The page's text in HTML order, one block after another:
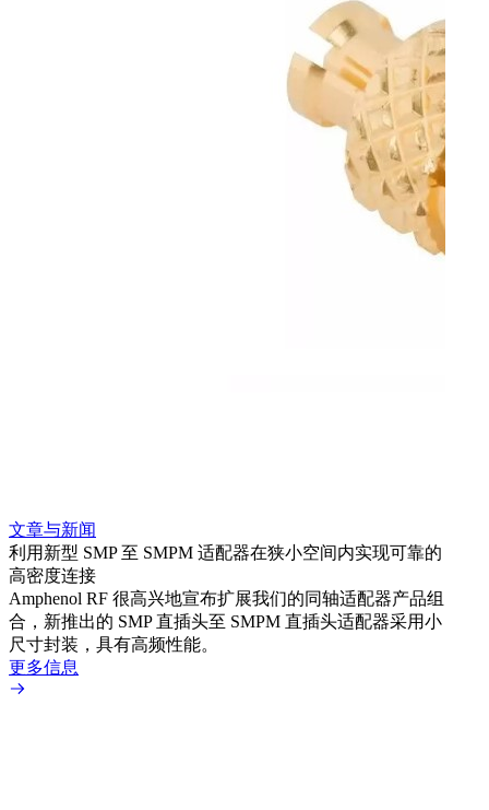
文章与新闻
利用新型 SMP 至 SMPM 适配器在狭小空间内实现可靠的
高密度连接
Amphenol RF 很高兴地宣布扩展我们的同轴适配器产品组
合，新推出的 SMP 直插头至 SMPM 直插头适配器采用小
尺寸封装，具有高频性能。
更多信息